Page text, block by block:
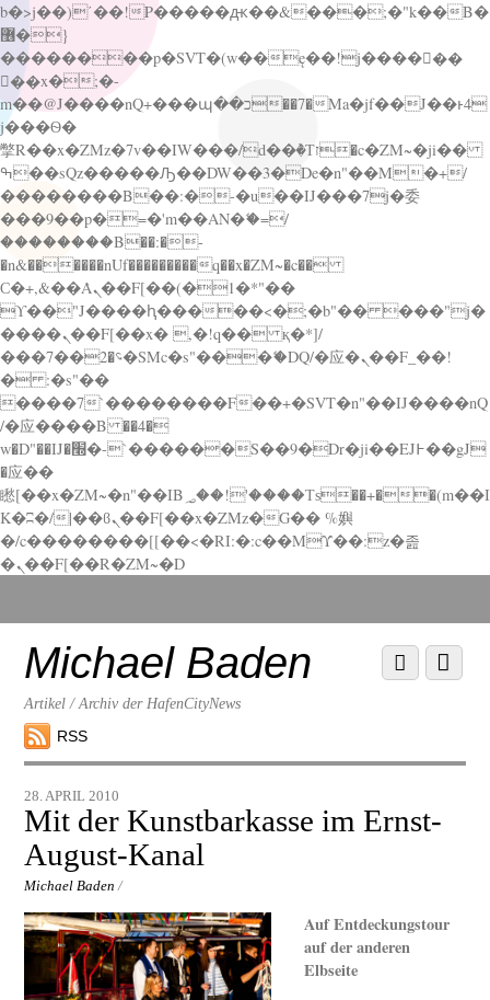
b�>j��)΄��!P�����ԫ��&���;�"k��B�
޶�}
��������p�SVT�(w��ę��!j������
��x�;�-
m��@J����nQ+���պ��כ��7�Ma�jf��J��ͱ4
j���Ѳ�
撆R��x�ZMz�7v��IW���/d��ٞ�Тז�c�ZM~�ji��
ߒ��sQz�����Ԡ��DW��3�De�n"��M�+/
��������B��:�-�u��IJ���7j�委
���9��p�=�'m��AN�ޭ�=/
��������B��:�-
�n&������nUf���������q��x�ZM~�c��
Ϲ�+,&��Ὰܢ��F[��(�1�*"��
ϒ��"J����ԧ�����<�;�b"�� ���"j�
����ܢ��F[��x� ,�!q�� қ�*]/
���؝�2��7�SMc�s"���ޭ�DQ/�应�ܢ��F_��!
� :�s"��
����7`��������F��+�SVT�n"��IJ����nQ
/�应����B ��4�
w�D"��IJ�׭�-`������S��9�Dr�ji��EJ߅��gJ
�应��
矁[��x�ZM~�n"��IB؃��!'����Тѕ��+��(m��I
K�ʭ�/|��ϐܢ��F[��x�ZMz�G�� %嬩
�/c��������[[��<�RI:�:c��MΎ��:z�졾
�ܢ��F[��R�ZM~�D
down
contentMichael Baden
Artikel / Archiv der HafenCityNews
RSS
Menu
Scroll
down
28. APRIL 2010
Mit der Kunstbarkasse im Ernst-
August-Kanal
Michael Baden /
Auf Entdeckungstour
auf der anderen
Elbseite